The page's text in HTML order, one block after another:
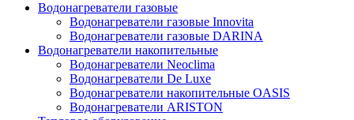
Водонагреватели газовые
Водонагреватели газовые Innovita
Водонагреватели газовые DARINA
Водонагреватели накопительные
Водонагреватели Neoclima
Водонагреватели De Luxe
Водонагреватели накопительные OASIS
Водонагреватели ARISTON